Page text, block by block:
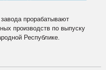
прорабатывают
производств по выпуску
Республике.